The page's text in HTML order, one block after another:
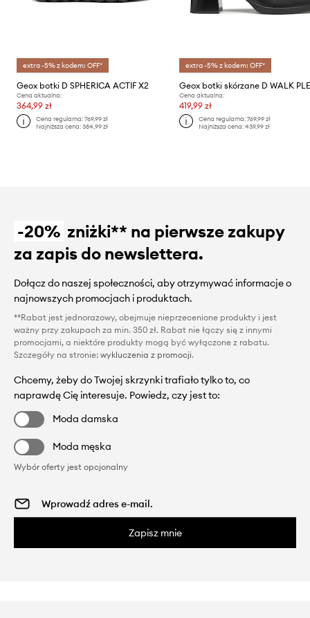
extra -5% z kodem: OFF*
Geox botki D SPHERICA ACTIF X2
Cena aktualna:
364,99 zł
Cena regularna:769,99 zł
Najniższa cena:384,99 zł
extra -5% z kodem: OFF*
Cena aktualna:
419,99 zł
Cena regularna: 769,99 zł
Najniższa cena: 439,99 zł
-20% zniżki** na pierwsze zakupy
za zapis do newslettera.
Dołącz do naszej społeczności, aby otrzymywać informacje o
najnowszych promocjach i produktach.
**Rabat jest jednorazowy, obejmuje nieprzecenione produkty i jest
ważny przy zakupach za min. 350 zł. Rabat nie łączy się z innymi
promocjami, a niektóre produkty mogą być wyłączone z rabatu.
Szczegóły na stronie: wykluczenia z promocji.
Chcemy, żeby do Twojej skrzynki trafiało tylko to, co
naprawdę Cię interesuje. Powiedz, czy jest to:
Moda damska
Moda męska
Wybór oferty jest opcjonalny
Zapisz mnie